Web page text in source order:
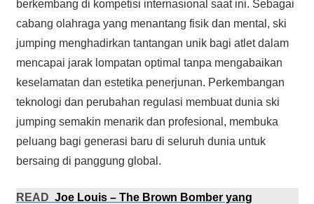
berkembang di kompetisi internasional saat ini. Sebagai
cabang olahraga yang menantang fisik dan mental, ski
jumping menghadirkan tantangan unik bagi atlet dalam
mencapai jarak lompatan optimal tanpa mengabaikan
keselamatan dan estetika penerjunan. Perkembangan
teknologi dan perubahan regulasi membuat dunia ski
jumping semakin menarik dan profesional, membuka
peluang bagi generasi baru di seluruh dunia untuk
bersaing di panggung global.
READ Joe Louis – The Brown Bomber yang